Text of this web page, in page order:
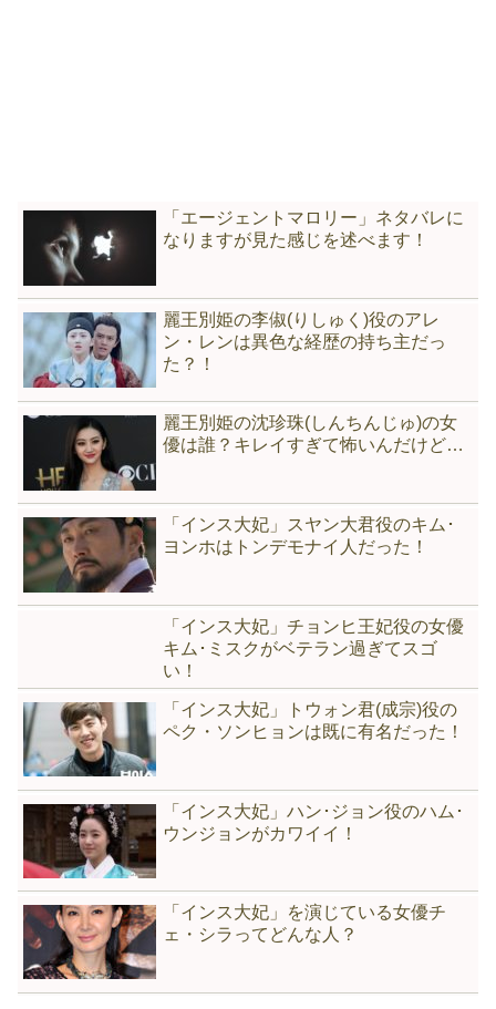
「エージェントマロリー」ネタバレに
なりますが見た感じを述べます！
麗王別姫の李俶(りしゅく)役のアレ
ン・レンは異色な経歴の持ち主だっ
た？！
麗王別姫の沈珍珠(しんちんじゅ)の女
優は誰？キレイすぎて怖いんだけど…
「インス大妃」スヤン大君役のキム･
ヨンホはトンデモナイ人だった！
「インス大妃」チョンヒ王妃役の女優
キム･ミスクがベテラン過ぎてスゴ
い！
「インス大妃」トウォン君(成宗)役の
ペク・ソンヒョンは既に有名だった！
「インス大妃」ハン･ジョン役のハム･
ウンジョンがカワイイ！
「インス大妃」を演じている女優チ
ェ・シラってどんな人？